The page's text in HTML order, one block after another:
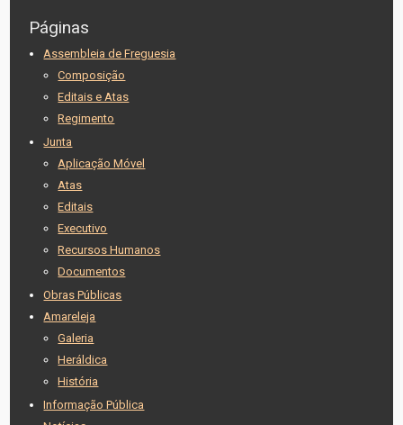
Páginas
Assembleia de Freguesia
Composição
Editais e Atas
Regimento
Junta
Aplicação Móvel
Atas
Editais
Executivo
Recursos Humanos
Documentos
Obras Públicas
Amareleja
Galeria
Heráldica
História
Informação Pública